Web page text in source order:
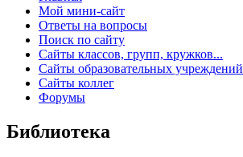
Мой мини-сайт
Ответы на вопросы
Поиск по сайту
Сайты классов, групп, кружков...
Сайты образовательных учреждений
Сайты коллег
Форумы
Библиотека